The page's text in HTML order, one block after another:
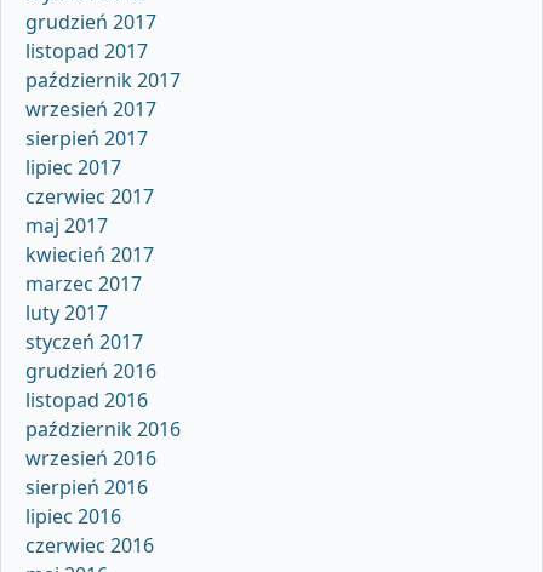
grudzień 2017
listopad 2017
październik 2017
wrzesień 2017
sierpień 2017
lipiec 2017
czerwiec 2017
maj 2017
kwiecień 2017
marzec 2017
luty 2017
styczeń 2017
grudzień 2016
listopad 2016
październik 2016
wrzesień 2016
sierpień 2016
lipiec 2016
czerwiec 2016